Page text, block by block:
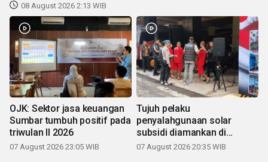
08 August 2026 2:13 WIB
OJK: Sektor jasa keuangan
Sumbar tumbuh positif pada
triwulan II 2026
07 August 2026 23:05 WIB
Tujuh pelaku
penyalahgunaan solar
subsidi diamankan di
Sumbar
07 August 2026 20:35 WIB